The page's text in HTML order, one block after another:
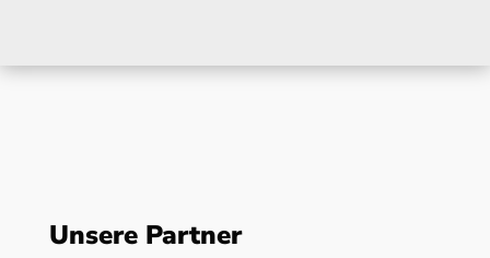
Unsere Partner